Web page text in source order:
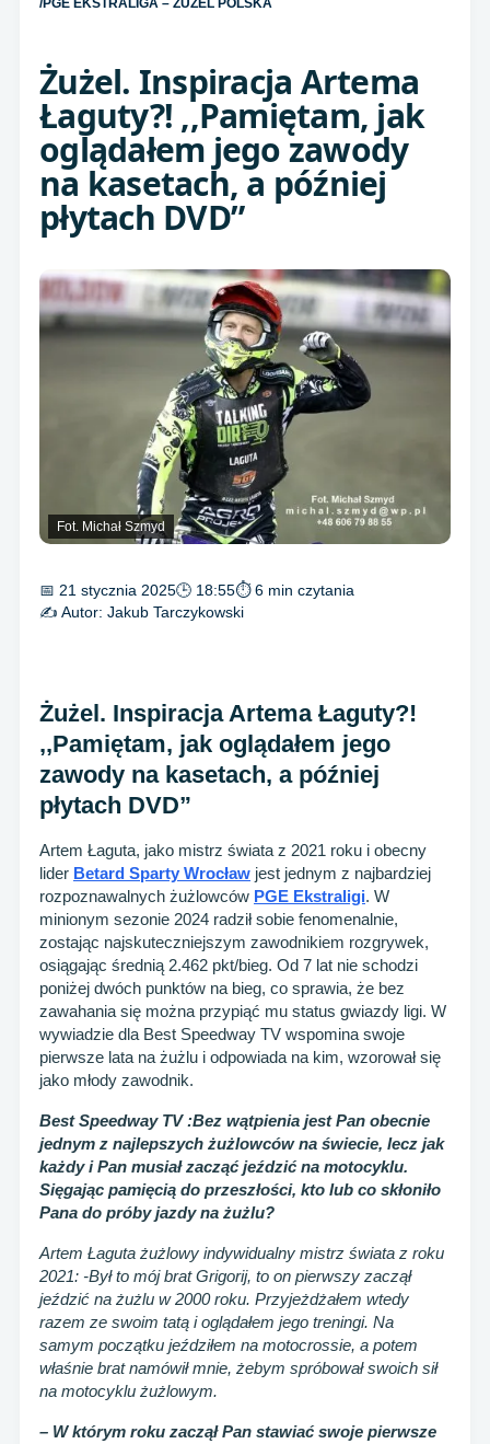
/PGE EKSTRALIGA – ŻUŻEL POLSKA
Żużel. Inspiracja Artema
Łaguty?! ,,Pamiętam, jak
oglądałem jego zawody
na kasetach, a później
płytach DVD”
Fot. Michał Szmyd
📅 21 stycznia 2025🕒 18:55⏱ 6 min czytania
✍️ Autor: Jakub Tarczykowski
Żużel. Inspiracja Artema Łaguty?!
,,Pamiętam, jak oglądałem jego
zawody na kasetach, a później
płytach DVD”
Artem Łaguta, jako mistrz świata z 2021 roku i obecny
lider Betard Sparty Wrocław jest jednym z najbardziej
rozpoznawalnych żużlowców PGE Ekstraligi. W
minionym sezonie 2024 radził sobie fenomenalnie,
zostając najskuteczniejszym zawodnikiem rozgrywek,
osiągając średnią 2.462 pkt/bieg. Od 7 lat nie schodzi
poniżej dwóch punktów na bieg, co sprawia, że bez
zawahania się można przypiąć mu status gwiazdy ligi. W
wywiadzie dla Best Speedway TV wspomina swoje
pierwsze lata na żużlu i odpowiada na kim, wzorował się
jako młody zawodnik.
Best Speedway TV :Bez wątpienia jest Pan obecnie
jednym z najlepszych żużlowców na świecie, lecz jak
każdy i Pan musiał zacząć jeździć na motocyklu.
Sięgając pamięcią do przeszłości, kto lub co skłoniło
Pana do próby jazdy na żużlu?
Artem Łaguta żużlowy indywidualny mistrz świata z roku
2021: -Był to mój brat Grigorij, to on pierwszy zaczął
jeździć na żużlu w 2000 roku. Przyjeżdżałem wtedy
razem ze swoim tatą i oglądałem jego treningi. Na
samym początku jeździłem na motocrossie, a potem
właśnie brat namówił mnie, żebym spróbował swoich sił
na motocyklu żużlowym.
– W którym roku zaczął Pan stawiać swoje pierwsze